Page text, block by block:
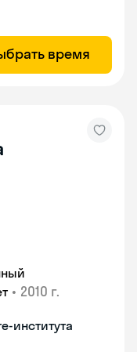
время
• 2010 г.
института